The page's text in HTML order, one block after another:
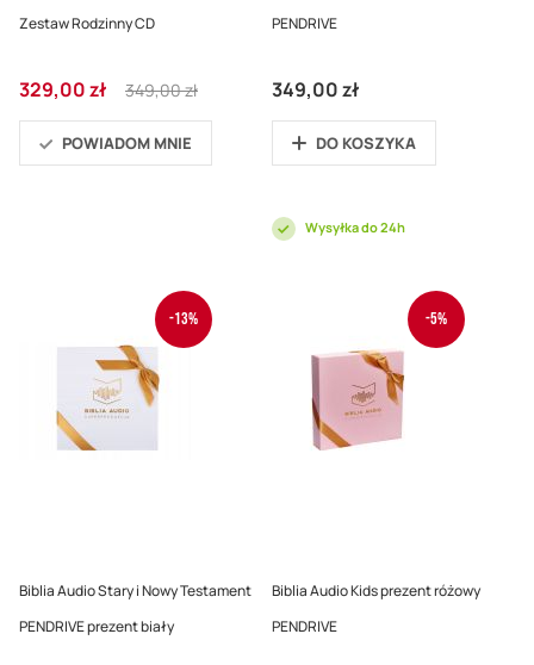
Zestaw Rodzinny CD
Cena
promocyjna
329,00 zł
Regular
Price
349,00 zł
POWIADOM MNIE
PENDRIVE
349,00 zł
DO KOSZYKA
Wysyłka do 24h
-13%
Biblia Audio Stary i Nowy Testament
PENDRIVE prezent biały
-5%
Biblia Audio Kids prezent różowy
PENDRIVE